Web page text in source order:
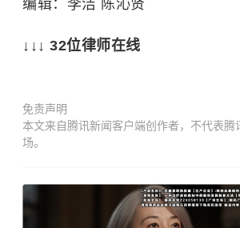
编辑：李洁 陈沁贤
↓↓↓ 32位律师在线
免责声明
本文来自腾讯新闻客户端创作者，不代表腾
场。